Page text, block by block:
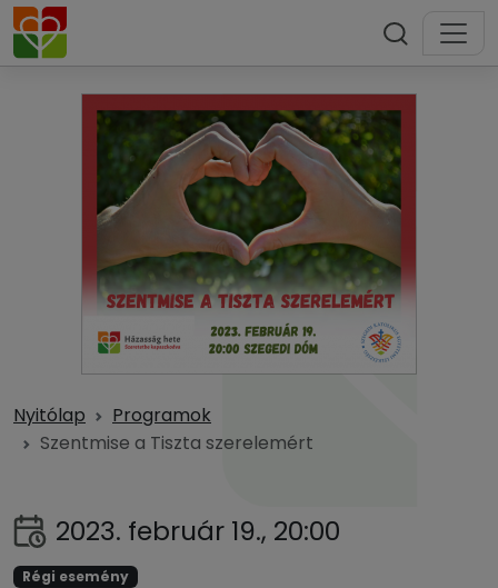
Nyitólap
Programok
Szentmise a Tiszta szerelemért
2023. február 19., 20:00
Régi esemény